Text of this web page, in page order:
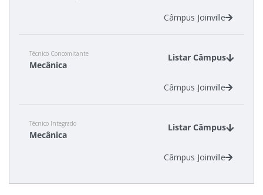
Câmpus Joinville
Técnico Concomitante
Mecânica
Listar Câmpus
Câmpus Joinville
Técnico Integrado
Mecânica
Listar Câmpus
Câmpus Joinville